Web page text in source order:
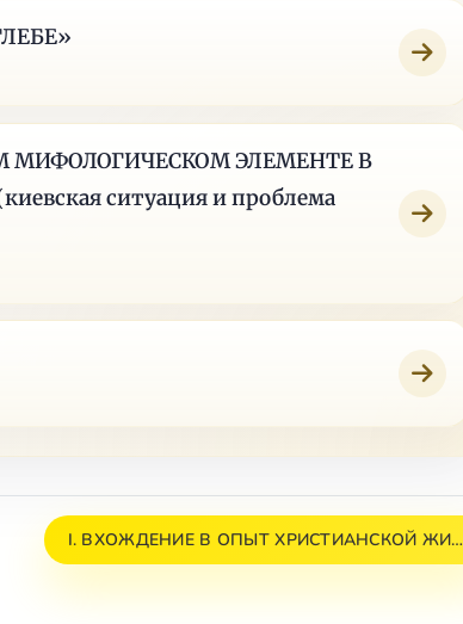
МИФОЛОГИЧЕСКОМ ЭЛЕМЕНТЕ В
ситуация и проблема
I. ВХОЖДЕНИЕ В ОПЫТ ХРИСТИАНСКОЙ ЖИ…